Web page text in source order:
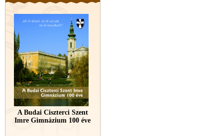
A Budai Ciszterci Szent
Imre Gimnázium 100 éve